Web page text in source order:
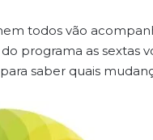
todos vão
programa as sextas
saber quais